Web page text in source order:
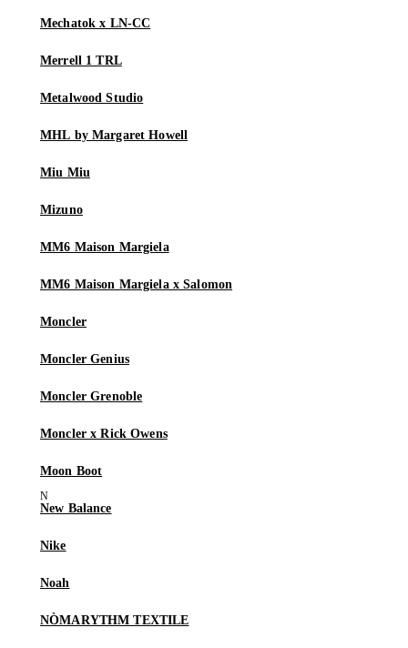
Mechatok x LN-CC
Merrell 1 TRL
Metalwood Studio
MHL by Margaret Howell
Miu Miu
Mizuno
MM6 Maison Margiela
MM6 Maison Margiela x Salomon
Moncler
Moncler Genius
Moncler Grenoble
Moncler x Rick Owens
Moon Boot
New Balance
Nike
Noah
NÒMARYTHM TEXTILE